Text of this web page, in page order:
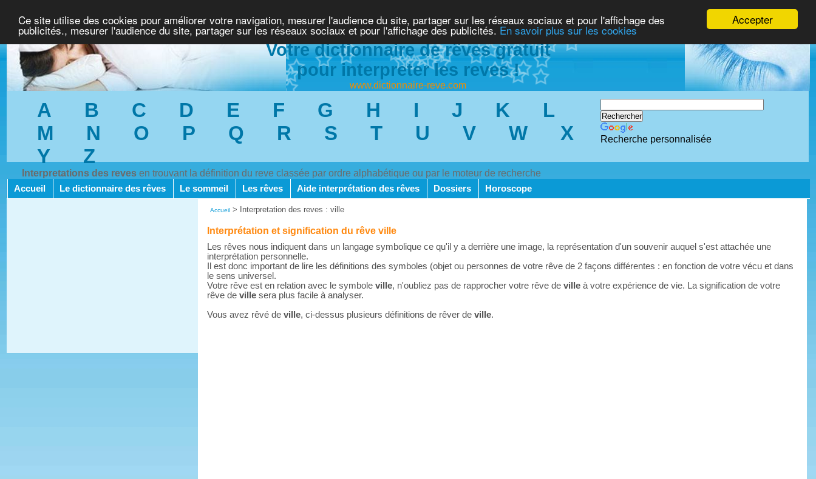
Accepter
Ce site utilise des cookies pour améliorer votre navigation, mesurer l'audience du site, partager sur les réseaux sociaux et pour l'affichage des
publicités., mesurer l'audience du site, partager sur les réseaux sociaux et pour l'affichage des publicités. En savoir plus sur les cookies
Votre dictionnaire de rêves gratuit
pour interpreter les reves !
www.dictionnaire-reve.com
A B C D E F G H I J K
L
M
N O P Q R S T U V W
X
Y
Z
Interpretations des reves en trouvant la définition du reve classée par ordre alphabétique ou par le moteur de recherche
Recherche personnalisée
Accueil Le dictionnaire des rêves Le sommeil Les rêves Aide interprétation des rêves Dossiers Horoscope
Accueil > Interpretation des reves : ville
Interprétation et signification du rêve ville
Les rêves nous indiquent dans un langage symbolique ce qu'il y a derrière une image, la représentation d'un souvenir auquel s'est attachée une
interprétation personnelle.
Il est donc important de lire les définitions des symboles (objet ou personnes de votre rêve de 2 façons différentes : en fonction de votre vécu et dans
le sens universel.
Votre rêve est en relation avec le symboleville, n'oubliez pas de rapprocher votre rêve deville à votre expérience de vie. La signification de votre
rêve deville sera plus facile à analyser.
Vous avez rêvé deville, ci-dessus plusieurs définitions de rêver deville.